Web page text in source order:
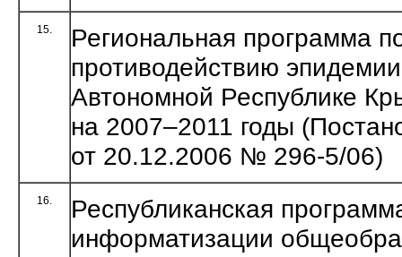
15.
Региональная программа
противодействию
Автономной Республике
на 2007–2011 годы
от 20.12.2006 № 296-5/06)
16.
Республиканская
информатизации